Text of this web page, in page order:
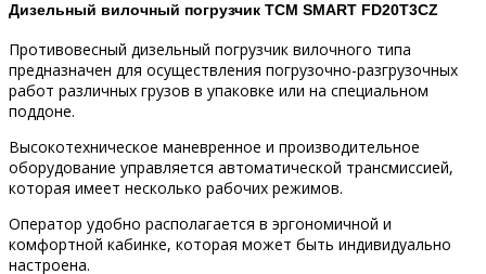
Дизельный вилочный погрузчик TCM SMART FD20T3CZ
Противовесный дизельный погрузчик вилочного типа
предназначен для осуществления погрузочно-разгрузочных
работ различных грузов в упаковке или на специальном
поддоне.
Высокотехническое маневренное и производительное
оборудование управляется автоматической трансмиссией,
которая имеет несколько рабочих режимов.
Оператор удобно располагается в эргономичной и
комфортной кабинке, которая может быть индивидуально
настроена.